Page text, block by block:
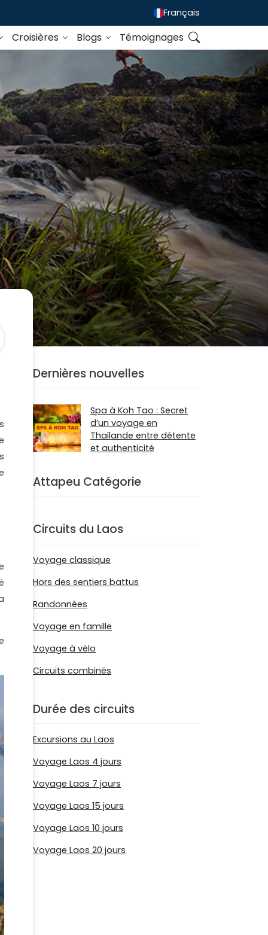
Français
Croisières Blogs Témoignages
Dernières nouvelles
Spa à Koh Tao : Secret
d’un voyage en
Thaïlande entre détente
et authenticité
Attapeu Catégorie
Circuits du Laos
Voyage classique
Hors des sentiers battus
Randonnées
Voyage en famille
Voyage à vélo
Circuits combinés
Durée des circuits
Excursions au Laos
Voyage Laos 4 jours
Voyage Laos 7 jours
Voyage Laos 15 jours
Voyage Laos 10 jours
Voyage Laos 20 jours